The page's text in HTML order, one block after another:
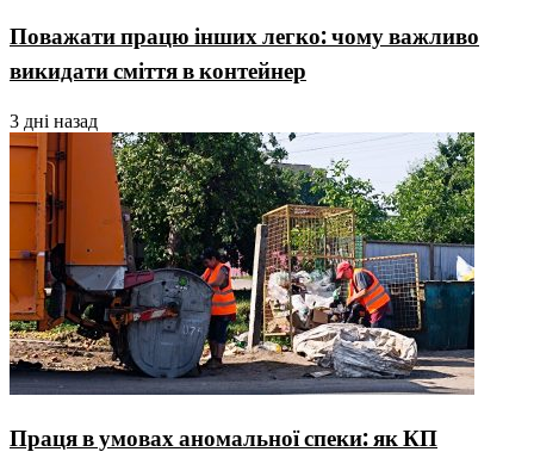
Поважати працю інших легко: чому важливо
викидати сміття в контейнер
3 дні назад
Праця в умовах аномальної спеки: як КП